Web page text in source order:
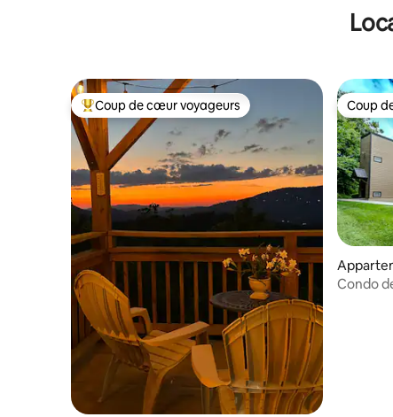
Coups de cœur voyageurs les plus appréciés
Coup de cœur voyageurs Coup
Coup
in
Condo